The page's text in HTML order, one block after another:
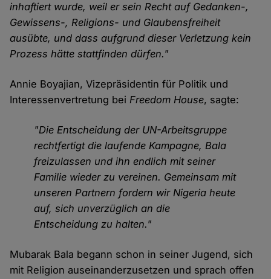
inhaftiert wurde, weil er sein Recht auf Gedanken-,
Gewissens-, Religions- und Glaubensfreiheit
ausübte, und dass aufgrund dieser Verletzung kein
Prozess hätte stattfinden dürfen."
Annie Boyajian, Vizepräsidentin für Politik und
Interessenvertretung beiFreedom House, sagte:
"Die Entscheidung der UN-Arbeitsgruppe
rechtfertigt die laufende Kampagne, Bala
freizulassen und ihn endlich mit seiner
Familie wieder zu vereinen. Gemeinsam mit
unseren Partnern fordern wir Nigeria heute
auf, sich unverzüglich an die
Entscheidung zu halten."
Mubarak Bala begann schon in seiner Jugend, sich
mit Religion auseinanderzusetzen und sprach offen